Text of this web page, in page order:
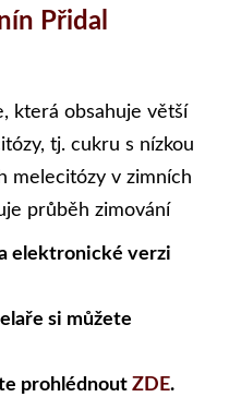
Přidal
která obsahuje větší
tj. cukru s nízkou
melecitózy v zimních
průběh zimování
elektronické verzi
si můžete
prohlédnout ZDE.